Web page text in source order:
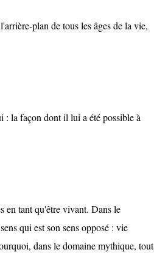
plan de tous les âges de la vie,
la façon dont il lui a été possible à
tant qu'être vivant. Dans le
qui est son sens opposé : vie
dans le domaine mythique, tout